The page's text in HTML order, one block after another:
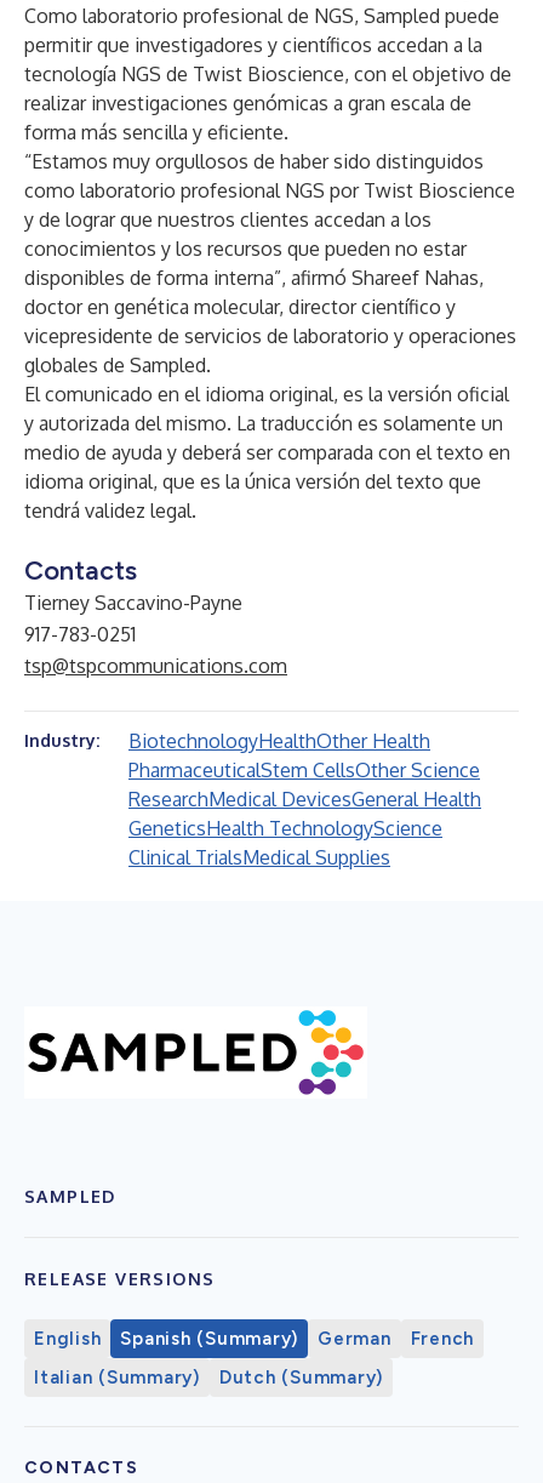
Como laboratorio profesional de NGS, Sampled puede
permitir que investigadores y científicos accedan a la
tecnología NGS de Twist Bioscience, con el objetivo de
realizar investigaciones genómicas a gran escala de
forma más sencilla y eficiente.
“Estamos muy orgullosos de haber sido distinguidos
como laboratorio profesional NGS por Twist Bioscience
y de lograr que nuestros clientes accedan a los
conocimientos y los recursos que pueden no estar
disponibles de forma interna”, afirmó Shareef Nahas,
doctor en genética molecular, director científico y
vicepresidente de servicios de laboratorio y operaciones
globales de Sampled.
El comunicado en el idioma original, es la versión oficial
y autorizada del mismo. La traducción es solamente un
medio de ayuda y deberá ser comparada con el texto en
idioma original, que es la única versión del texto que
tendrá validez legal.
Contacts
Tierney Saccavino-Payne
917-783-0251
tsp@tspcommunications.com
Industry: BiotechnologyHealthOther Health
PharmaceuticalStem CellsOther Science
ResearchMedical DevicesGeneral Health
GeneticsHealth TechnologyScience
Clinical TrialsMedical Supplies
SAMPLED
RELEASE VERSIONS
English Spanish (Summary) German
French
Italian (Summary)
Dutch (Summary)
CONTACTS